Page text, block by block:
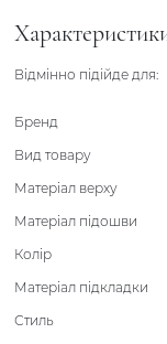
Відмінно підійде для:
Бренд
Вид товару
Матеріал верху
Матеріал підошви
Колір
Матеріал підкладки
Стиль